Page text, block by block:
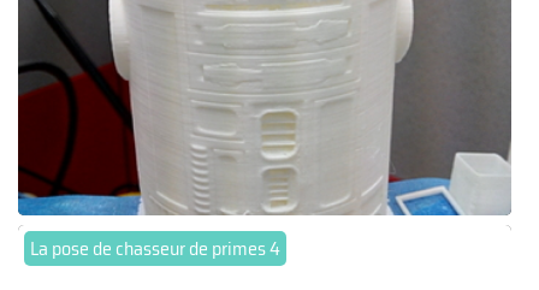
La pose de chasseur de primes 4